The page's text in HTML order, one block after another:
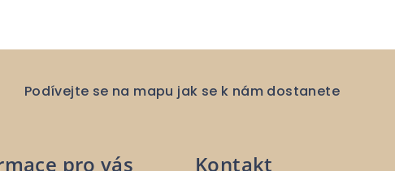
Podívejte se na mapu jak se k nám dostanete
pro vás Kontakt